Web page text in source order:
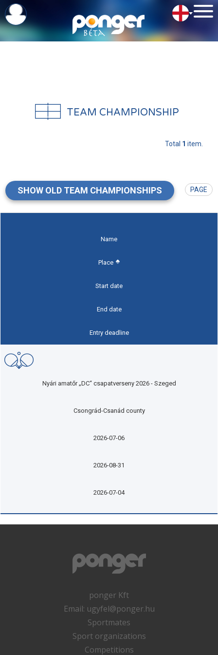
TEAM CHAMPIONSHIP
Total 1 item.
PAGE
SHOW OLD TEAM CHAMPIONSHIPS
Name
Place
Start date
End date
Entry deadline
Nyári amatőr „DC“ csapatverseny 2026 - Szeged
Csongrád-Csanád county
2026-07-06
2026-08-31
2026-07-04
ponger Kft
Email: ugyfel@ponger.hu
Sportmates
Sport organizations
Competitions